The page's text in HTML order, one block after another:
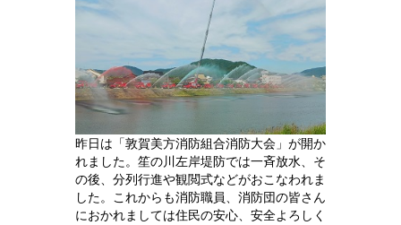
昨日は「敦賀美方消防組合消防大会」が開か
れました。笙の川左岸堤防では一斉放水、そ
の後、分列行進や観閲式などがおこなわれま
した。これからも消防職員、消防団の皆さん
におかれましては住民の安心、安全よろしく